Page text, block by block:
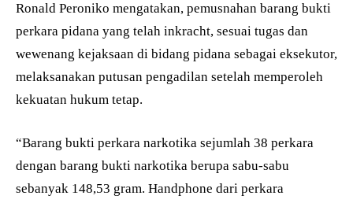
Ronald Peroniko mengatakan, pemusnahan barang bukti
perkara pidana yang telah inkracht, sesuai tugas dan
wewenang kejaksaan di bidang pidana sebagai eksekutor,
melaksanakan putusan pengadilan setelah memperoleh
kekuatan hukum tetap.
“Barang bukti perkara narkotika sejumlah 38 perkara
dengan barang bukti narkotika berupa sabu-sabu
sebanyak 148,53 gram. Handphone dari perkara